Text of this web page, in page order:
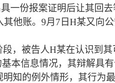
一份报案证明后让其 回
他账。9月7日H某又 向
， 被告人H某在认识到其
基本信息情况，其辩解具
明知的例外情形，其行为